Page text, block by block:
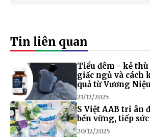
Tin liên quan
Tiểu đêm - kẻ
giấc ngủ và cách
quả từ Vương
21/12/2025
S Việt AAB tri ân
bền vững, tiếp
20/12/2025